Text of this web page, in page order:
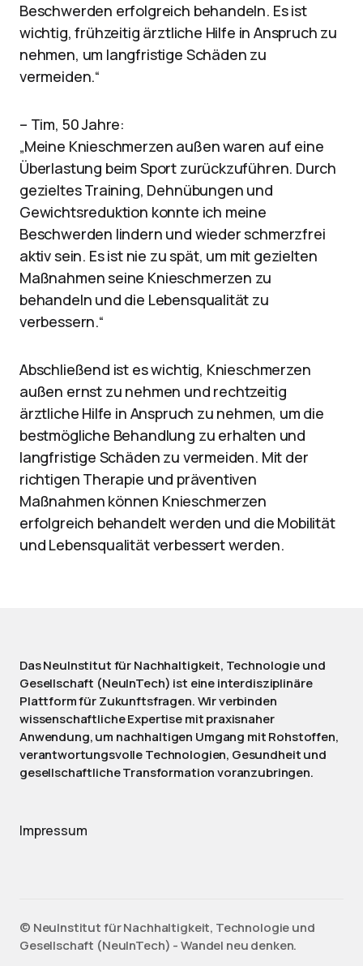
Beschwerden erfolgreich behandeln. Es ist
wichtig, frühzeitig ärztliche Hilfe in Anspruch zu
nehmen, um langfristige Schäden zu
vermeiden.“
– Tim, 50 Jahre:
„Meine Knieschmerzen außen waren auf eine
Überlastung beim Sport zurückzuführen. Durch
gezieltes Training, Dehnübungen und
Gewichtsreduktion konnte ich meine
Beschwerden lindern und wieder schmerzfrei
aktiv sein. Es ist nie zu spät, um mit gezielten
Maßnahmen seine Knieschmerzen zu
behandeln und die Lebensqualität zu
verbessern.“
Abschließend ist es wichtig, Knieschmerzen
außen ernst zu nehmen und rechtzeitig
ärztliche Hilfe in Anspruch zu nehmen, um die
bestmögliche Behandlung zu erhalten und
langfristige Schäden zu vermeiden. Mit der
richtigen Therapie und präventiven
Maßnahmen können Knieschmerzen
erfolgreich behandelt werden und die Mobilität
und Lebensqualität verbessert werden.
Das NeuInstitut für Nachhaltigkeit, Technologie und
Gesellschaft (NeuInTech) ist eine interdisziplinäre
Plattform für Zukunftsfragen. Wir verbinden
wissenschaftliche Expertise mit praxisnaher
Anwendung, um nachhaltigen Umgang mit Rohstoffen,
verantwortungsvolle Technologien, Gesundheit und
gesellschaftliche Transformation voranzubringen.
Impressum
©️ NeuInstitut für Nachhaltigkeit, Technologie und
Gesellschaft (NeuInTech) - Wandel neu denken.